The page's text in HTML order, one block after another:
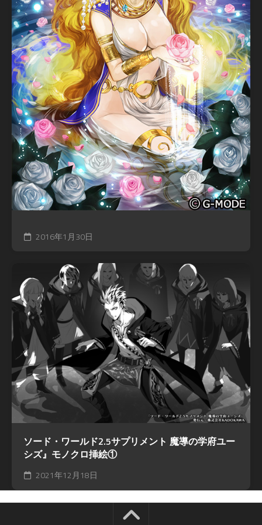
2016年1月30日
ソード・ワールド2.5サプリメント 魔導の学府ユー
シズ』モノクロ挿絵①
2021年12月18日